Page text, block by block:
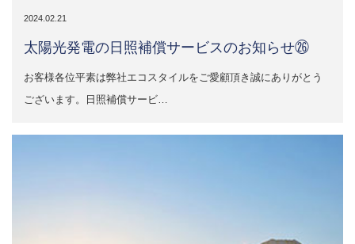
2024.02.21
太陽光発電の日照補償サービスのお知らせ㉖
お客様各位平素は弊社エコスタイルをご愛顧頂き誠にありがとう
ございます。日照補償サービ…